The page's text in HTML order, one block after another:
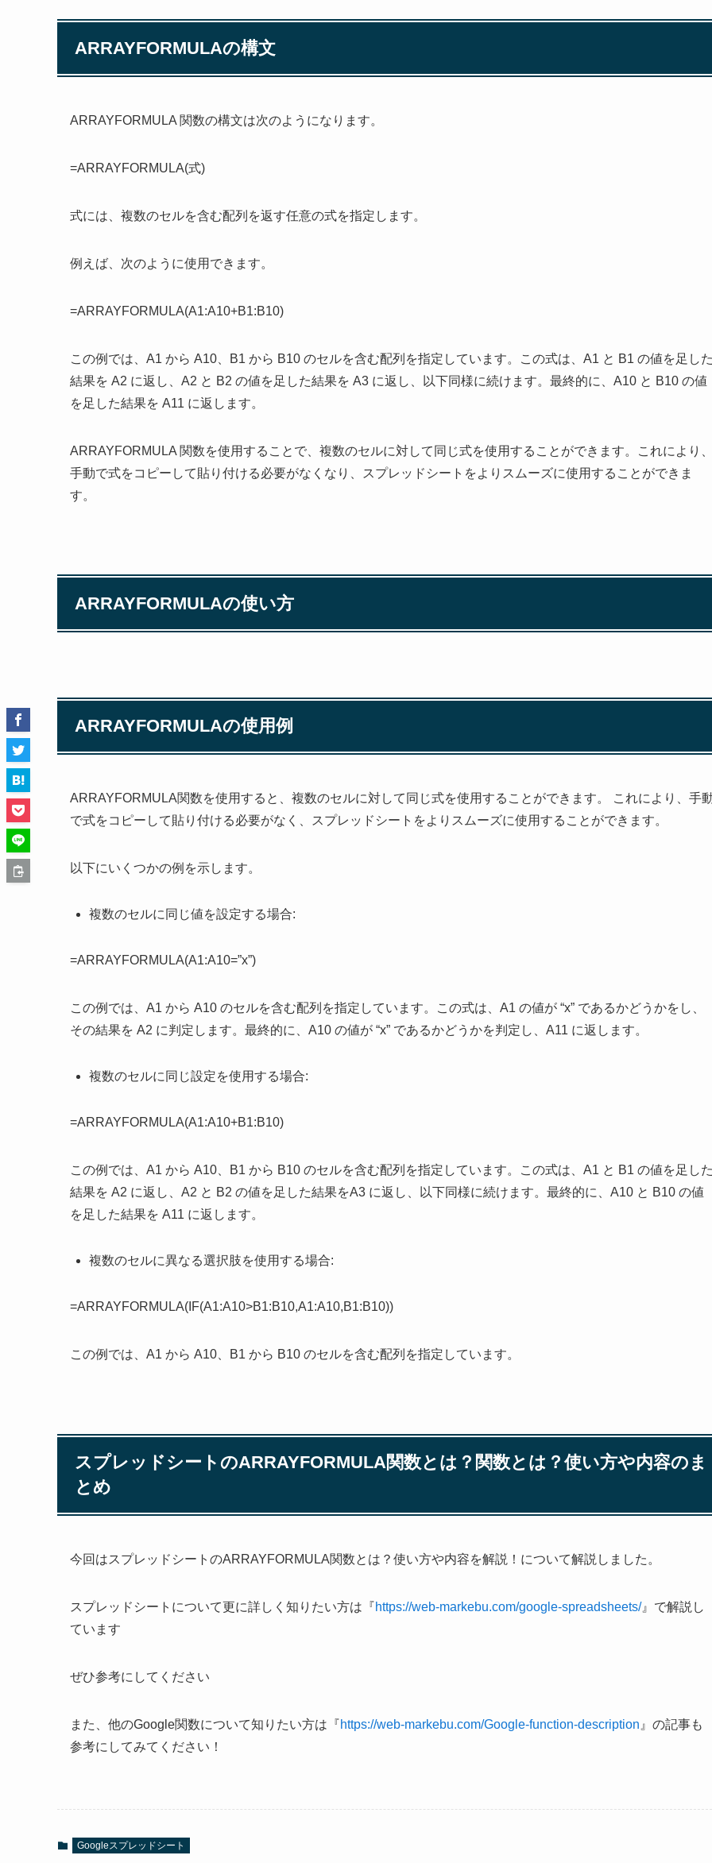
ARRAYFORMULAの構文
ARRAYFORMULA 関数の構文は次のようになります。
=ARRAYFORMULA(式)
式には、複数のセルを含む配列を返す任意の式を指定します。
例えば、次のように使用できます。
=ARRAYFORMULA(A1:A10+B1:B10)
この例では、A1 から A10、B1 から B10 のセルを含む配列を指定しています。この式は、A1 と B1 の値を足し
結果を A2 に返し、A2 と B2 の値を足した結果を A3 に返し、以下同様に続けます。最終的に、A10 と B10 の値
を足した結果を A11 に返します。
ARRAYFORMULA 関数を使用することで、複数のセルに対して同じ式を使用することができます。これにより
手動で式をコピーして貼り付ける必要がなくなり、スプレッドシートをよりスムーズに使用することができま
す。
ARRAYFORMULAの使い方
ARRAYFORMULAの使用例
ARRAYFORMULA関数を使用すると、複数のセルに対して同じ式を使用することができます。 これにより、手
で式をコピーして貼り付ける必要がなく、スプレッドシートをよりスムーズに使用することができます。
以下にいくつかの例を示します。
複数のセルに同じ値を設定する場合:
=ARRAYFORMULA(A1:A10=”x”)
この例では、A1 から A10 のセルを含む配列を指定しています。この式は、A1 の値が “x” であるかどうかをし、
その結果を A2 に判定します。最終的に、A10 の値が “x” であるかどうかを判定し、A11 に返します。
複数のセルに同じ設定を使用する場合:
=ARRAYFORMULA(A1:A10+B1:B10)
この例では、A1 から A10、B1 から B10 のセルを含む配列を指定しています。この式は、A1 と B1 の値を足し
結果を A2 に返し、A2 と B2 の値を足した結果をA3 に返し、以下同様に続けます。最終的に、A10 と B10 の値
を足した結果を A11 に返します。
複数のセルに異なる選択肢を使用する場合:
=ARRAYFORMULA(IF(A1:A10>B1:B10,A1:A10,B1:B10))
この例では、A1 から A10、B1 から B10 のセルを含む配列を指定しています。
スプレッドシートのARRAYFORMULA関数とは？関数とは？使い方や内容のま
とめ
今回はスプレッドシートのARRAYFORMULA関数とは？使い方や内容を解説！について解説しました。
スプレッドシートについて更に詳しく知りたい方は『https://web-markebu.com/google-spreadsheets/』で解説し
ています
ぜひ参考にしてください
また、他のGoogle関数について知りたい方は『https://web-markebu.com/Google-function-description 』の記事も
参考にしてみてください！
Googleスプレッドシート